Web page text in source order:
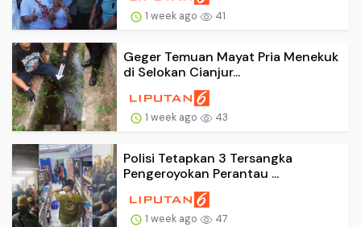
1 week ago 41
Geger Temuan Mayat Pria Menekuk
di Selokan Cianjur...
1 week ago 43
Polisi Tetapkan 3 Tersangka
Pengeroyokan Perantau ...
1 week ago 47